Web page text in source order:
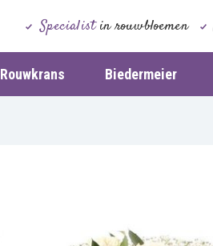
Specialistin rouwbloemen
Rouwkrans Biedermeier